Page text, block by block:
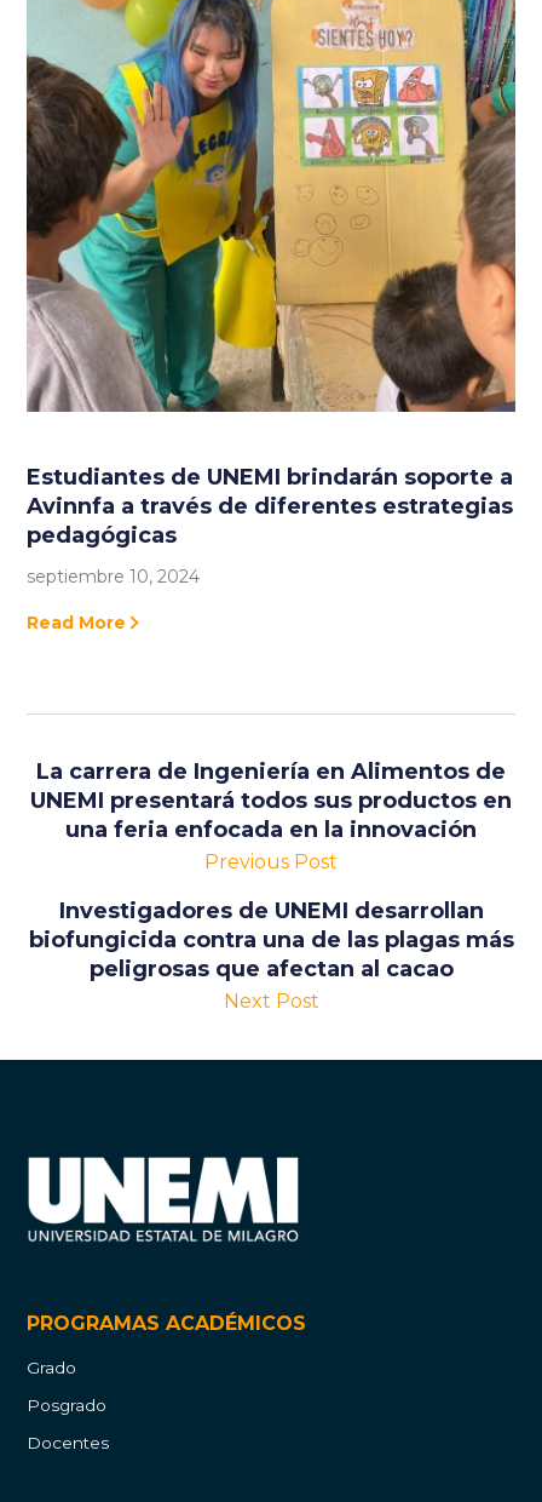
Estudiantes de UNEMI brindarán soporte a
Avinnfa a través de diferentes estrategias
pedagógicas
septiembre 10, 2024
Read More
La carrera de Ingeniería en Alimentos de
UNEMI presentará todos sus productos en
una feria enfocada en la innovación
Previous Post
Investigadores de UNEMI desarrollan
biofungicida contra una de las plagas más
peligrosas que afectan al cacao
Next Post
PROGRAMAS ACADÉMICOS
Grado
Posgrado
Docentes